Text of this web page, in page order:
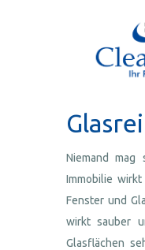
Niemand mag
Immobilie
Fenster und
wirkt sauber
Glasflächen